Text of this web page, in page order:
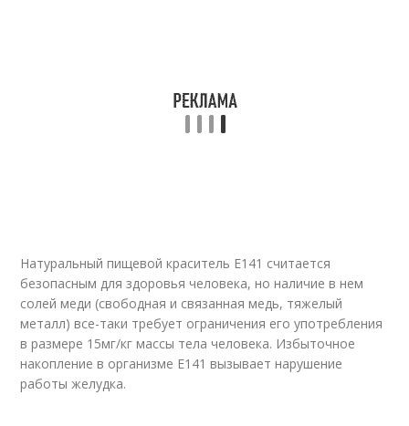
Натуральный пищевой краситель Е141 считается
безопасным для здоровья человека, но наличие в нем
солей меди (свободная и связанная медь, тяжелый
металл) все-таки требует ограничения его употребления
в размере 15мг/кг массы тела человека. Избыточное
накопление в организме Е141 вызывает нарушение
работы желудка.